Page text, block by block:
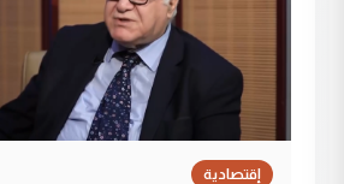
إقتصادية